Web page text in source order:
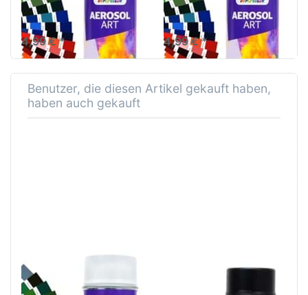
Sprühlackieren nach den
Standards der RAL-Skala für
perfekte Lackierungen
4,99 € * 4,99 € *
Benutzer, die diesen Artikel gekauft haben,
haben auch gekauft
Dupli Color Aerosol
Art Lackspray RAL
Duplicolor Cars